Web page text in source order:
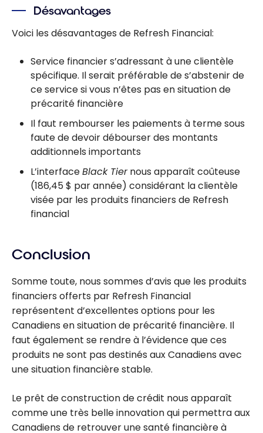
Désavantages
Voici les désavantages de Refresh Financial:
Service financier s’adressant à une clientèle
spécifique. Il serait préférable de s’abstenir de
ce service si vous n’êtes pas en situation de
précarité financière
Il faut rembourser les paiements à terme sous
faute de devoir débourser des montants
additionnels importants
L’interfaceBlack Tiernous apparaît coûteuse
(186,45 $ par année) considérant la clientèle
visée par les produits financiers de Refresh
financial
Conclusion
Somme toute, nous sommes d’avis que les produits
financiers offerts par Refresh Financial
représentent d’excellentes options pour les
Canadiens en situation de précarité financière. Il
faut également se rendre à l’évidence que ces
produits ne sont pas destinés aux Canadiens avec
une situation financière stable.
Le prêt de construction de crédit nous apparaît
comme une très belle innovation qui permettra aux
Canadiens de retrouver une santé financière à